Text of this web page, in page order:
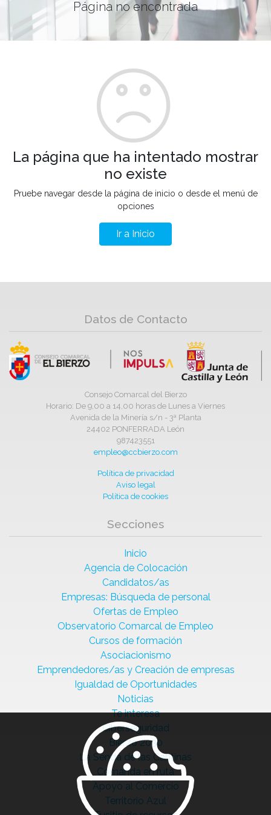
Página no encontrada
La página que ha intentado mostrar
no existe
Pruebe navegar desde la página de inicio o desde el menú de
opciones
Ir a Inicio
Datos de Contacto
Consejo Comarcal del Bierzo
Horario: De 9,00 a 14,00 horas de Lunes a Viernes
Avenida de la Minería s/n - 3ª Planta
24402 PONFERRADA León
987423551
empleo@ccbierzo.com
Política de privacidad
Aviso legal
Política de cookies
Secciones
Inicio
Agencia de Colocación
Candidatos/as
Empresas: Búsqueda de personal
Ofertas de Empleo
Observatorio Comarcal de Empleo
Cursos de formación
Asociacionismo
Emprendedores/as y Creación de empresas
Igualdad de Oportunidades
Noticias
Te interesa
Ciberseguridad
Bierzo 2030
La Senda de las Cantinas
Comanda en ruta
Apoyo al Comercio
Territorio Azul